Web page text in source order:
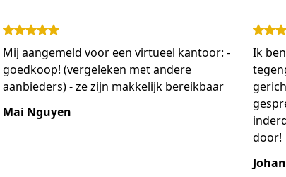
Mij aangemeld voor een virtueel kantoor: -
goedkoop! (vergeleken met andere
aanbieders) - ze zijn makkelijk bereikbaar
Mai Nguyen
Ik
door!